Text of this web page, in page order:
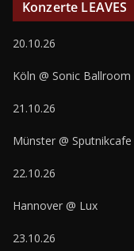
Konzerte LEAVES
20.10.26
Köln @ Sonic Ballroom
21.10.26
Münster @ Sputnikcafe
22.10.26
Hannover @ Lux
23.10.26